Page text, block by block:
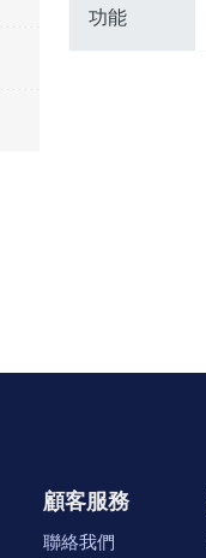
功能
顧客服務
聯絡我們